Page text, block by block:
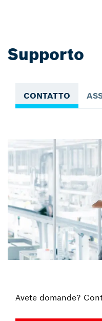
Supporto
CONTATTO
Avete domande?